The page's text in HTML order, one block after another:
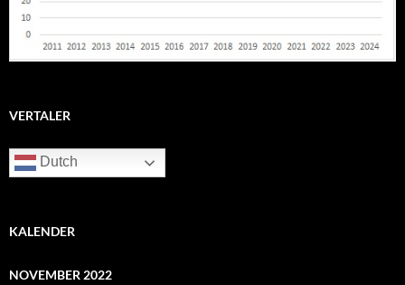
VERTALER
Dutch
KALENDER
NOVEMBER 2022